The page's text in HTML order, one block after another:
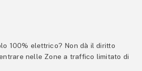
100% elettrico? Non dà il diritto
nelle Zone a traffico limitato di